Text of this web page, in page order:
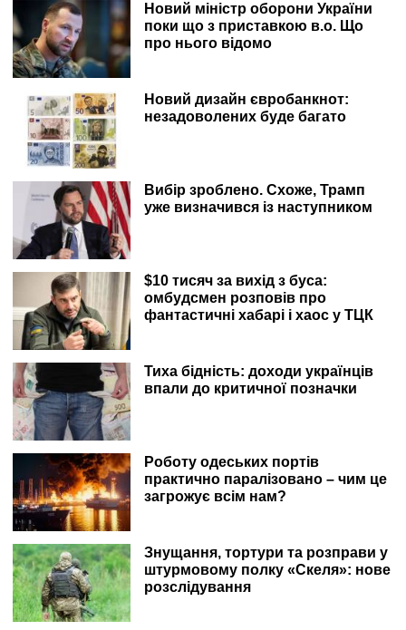
Новий міністр оборони України
поки що з приставкою в.о. Що
про нього відомо
Новий дизайн євробанкнот:
незадоволених буде багато
Вибір зроблено. Схоже, Трамп
уже визначився із наступником
$10 тисяч за вихід з буса:
омбудсмен розповів про
фантастичні хабарі і хаос у ТЦК
Тиха бідність: доходи українців
впали до критичної позначки
Роботу одеських портів
практично паралізовано – чим це
загрожує всім нам?
Знущання, тортури та розправи у
штурмовому полку «Скеля»: нове
розслідування